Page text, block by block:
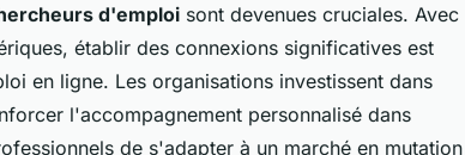
d'emploi sont devenues cruciales. Avec
établir des connexions significatives est
en ligne. Les organisations investissent dans
l'accompagnement personnalisé dans
de s'adapter à un marché en mutation